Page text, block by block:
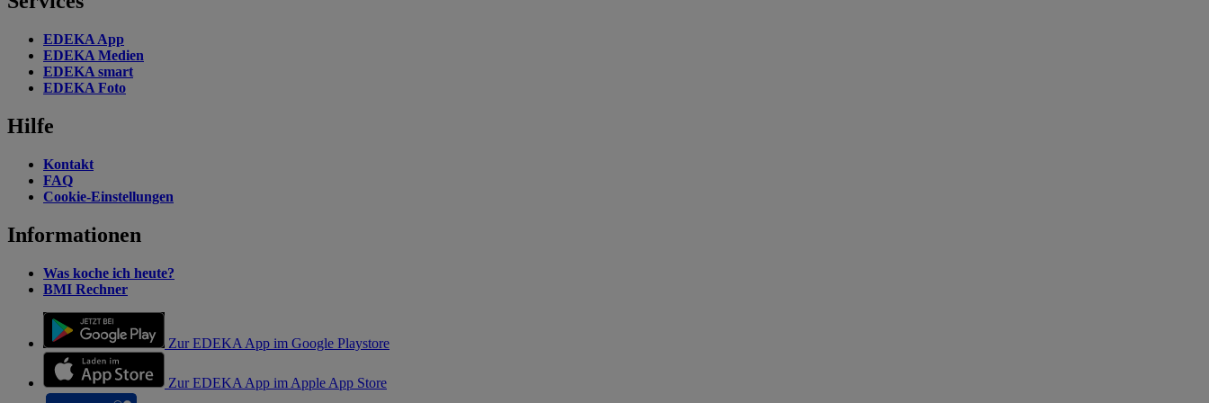
EDEKA App
EDEKA Medien
EDEKA smart
EDEKA Foto
Hilfe
Kontakt
FAQ
Cookie-Einstellungen
Informationen
Was koche ich heute?
BMI Rechner
Zur EDEKA App im Google Playstore
Zur EDEKA App im Apple App Store